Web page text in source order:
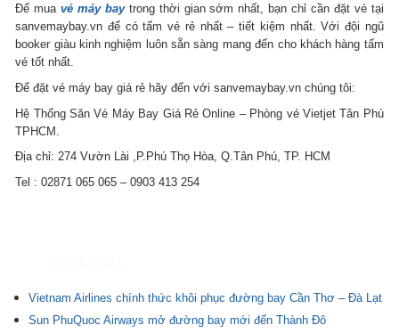
Để muavé máy baytrong thời gian sớm nhất, bạn chỉ cần đặt vé tại
sanvemaybay.vn để có tấm vé rẻ nhất – tiết kiệm nhất. Với đội ngũ
booker giàu kinh nghiệm luôn sẵn sàng mang đến cho khách hàng tấm
vé tốt nhất.
Để đặt vé máy bay giá rẻ hãy đến với sanvemaybay.vn chúng tôi:
Hệ Thống Săn Vé Máy Bay Giá Rẻ Online – Phòng vé Vietjet Tân Phú
TPHCM.
Địa chỉ: 274 Vườn Lài ,P.Phú Thọ Hòa, Q.Tân Phú, TP. HCM
Tel : 02871 065 065 – 0903 413 254
Vietnam Airlines chính thức khôi phục đường bay Cần Thơ – Đà Lạt
Sun PhuQuoc Airways mở đường bay mới đến Thành Đô